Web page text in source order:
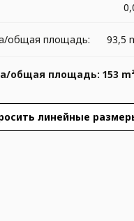
общая площадь: 93,5
общая площадь: 153
линейные